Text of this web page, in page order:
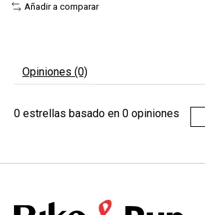
Añadir a comparar
Opiniones (0)
0 estrellas basado en 0 opiniones